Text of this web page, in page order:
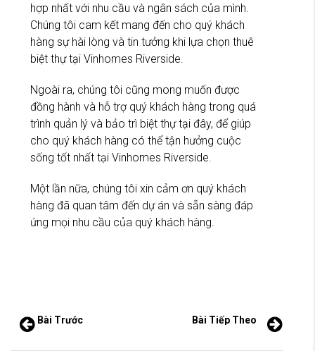
hợp nhất với nhu cầu và ngân sách của mình.
Chúng tôi cam kết mang đến cho quý khách
hàng sự hài lòng và tin tưởng khi lựa chọn thuê
biệt thự tại Vinhomes Riverside.
Ngoài ra, chúng tôi cũng mong muốn được
đồng hành và hỗ trợ quý khách hàng trong quá
trình quản lý và bảo trì biệt thự tại đây, để giúp
cho quý khách hàng có thể tận hưởng cuộc
sống tốt nhất tại Vinhomes Riverside.
Một lần nữa, chúng tôi xin cảm ơn quý khách
hàng đã quan tâm đến dự án và sẵn sàng đáp
ứng mọi nhu cầu của quý khách hàng.
Bài Trước Bài Tiếp Theo